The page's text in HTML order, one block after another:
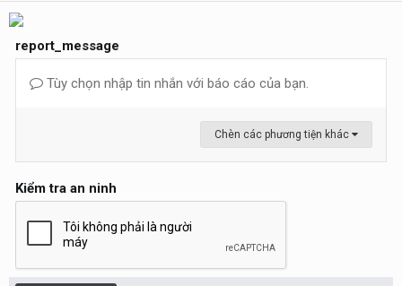
report_message
Tùy chọn nhập tin nhắn với báo cáo của bạn.
Chèn các phương tiện khác
Kiểm tra an ninh